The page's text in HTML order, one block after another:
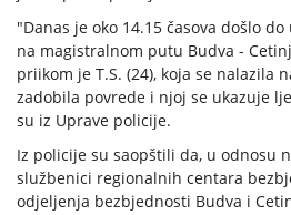
"Danas je oko 14.15 časova došlo
na magistralnom putu Budva -
priikom je T.S. (24), koja se nalazila
zadobila povrede i njoj se ukazuje
su iz Uprave policije.
Iz policije su saopštili da, u odnosu
službenici regionalnih centara
odjeljenja bezbjednosti Budva i